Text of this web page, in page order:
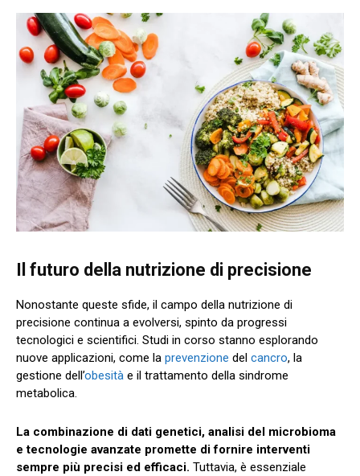
Il futuro della nutrizione di precisione
Nonostante queste sfide, il campo della nutrizione di
precisione continua a evolversi, spinto da progressi
tecnologici e scientifici. Studi in corso stanno esplorando
nuove applicazioni, come la prevenzione del cancro, la
gestione dell’obesità e il trattamento della sindrome
metabolica.
La combinazione di dati genetici, analisi del microbioma
e tecnologie avanzate promette di fornire interventi
sempre più precisi ed efficaci. Tuttavia, è essenziale